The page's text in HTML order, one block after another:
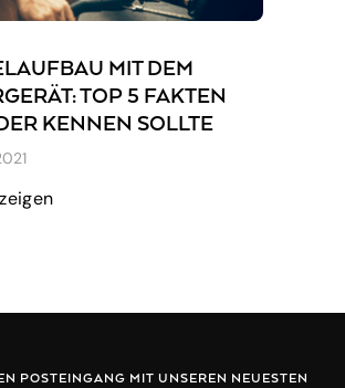
MIT DEM
TOP 5 FAKTEN
KENNEN SOLLTE
POSTEINGANG MIT UNSEREN NEUESTEN